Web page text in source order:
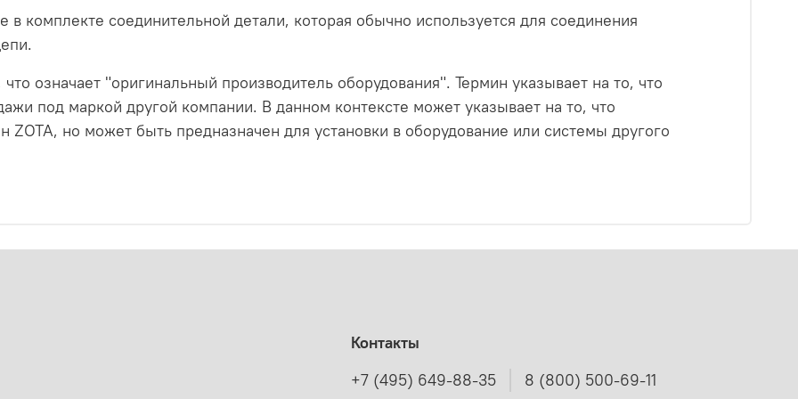
в комплекте соединительной детали, которая обычно используется для соединения
означает "оригинальный производитель оборудования". Термин указывает на то, что
под маркой другой компании. В данном контексте может указывает на то, что
ZOTA, но может быть предназначен для установки в оборудование или системы другого
Контакты
+7 (495) 649-88-35
8 (800) 500-69-11